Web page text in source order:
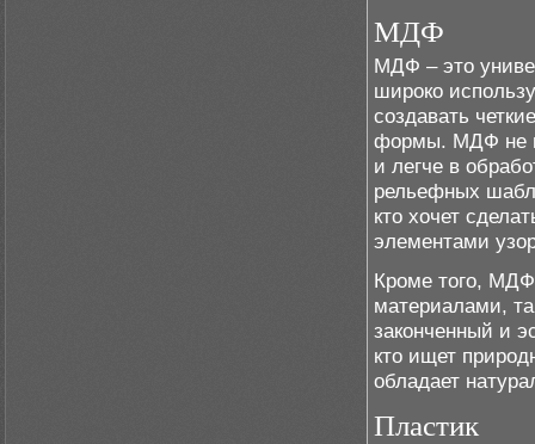
МДФ
МДФ – это
широко
создавать
формы. МДФ не
и легче в
рельефных
кто хочет
элементами
Кроме того,
материалами,
законченный и
кто ищет
обладает
Пластик